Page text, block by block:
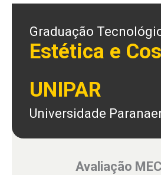
Graduação
Estética e
UNIPAR
Universidade
Avaliação